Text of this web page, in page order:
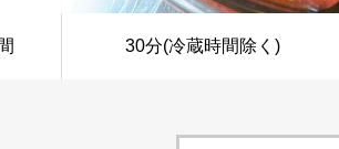
30分(冷蔵時間除く)